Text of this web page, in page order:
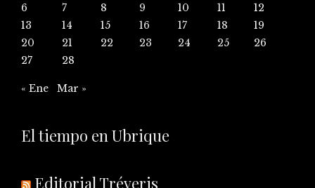
6
7 8 9 10 11
12
13
14 15 16 17 18
19
20
21 22 23 24 25
26
27
28
« Ene Mar »
El tiempo en Ubrique
Editorial Tréveris